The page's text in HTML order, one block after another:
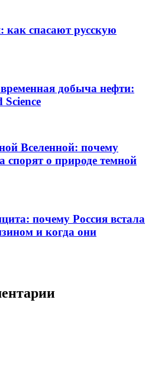
как спасают русскую
добыча нефти:
Вселенной: почему
спорят о природе темной
почему Россия встала
и когда они